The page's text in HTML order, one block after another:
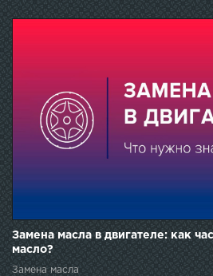
Замена масла в двигателе: как
масло?
Замена масла